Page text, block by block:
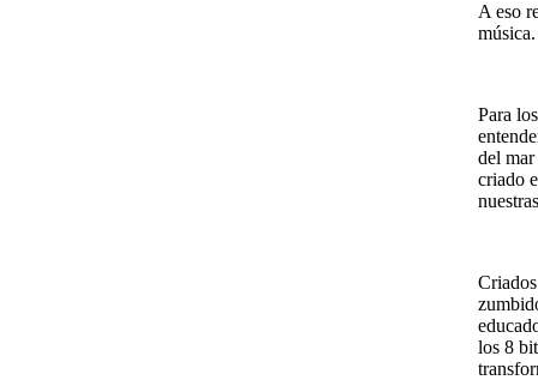
A eso
Para
del
criado
los 8